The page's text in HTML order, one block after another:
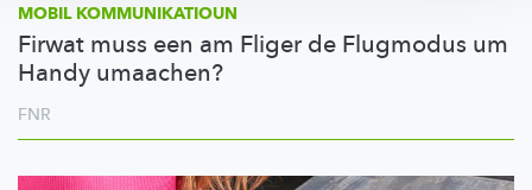
MOBIL KOMMUNIKATIOUN
Firwat muss een am Fliger de Flugmodus um
Handy umaachen?
FNR